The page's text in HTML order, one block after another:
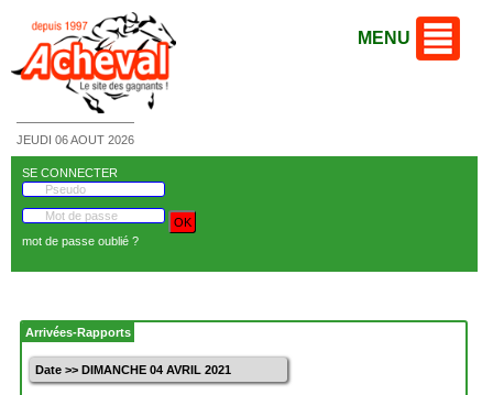
JEUDI 06 AOUT 2026
MENU
SE CONNECTER
mot de passe oublié ?
Arrivées-Rapports
Date >> DIMANCHE 04 AVRIL 2021